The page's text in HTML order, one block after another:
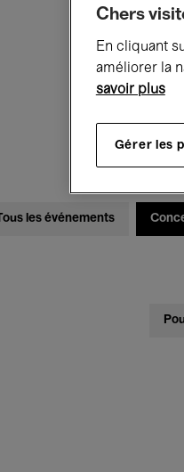
Tous les événements
Chers
En cliquant
améliorer la
savoir plus
Gérer les